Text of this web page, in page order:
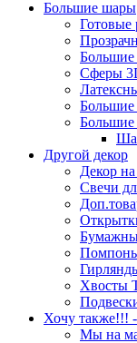
Большие шары
Готовые
Большие
Сферы
Большие
Большие
Другой декор
Декор
Свечи
Хвосты
Хочу также!!!
Мы на